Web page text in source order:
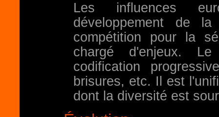
Les influences
développement de
compétition pour la
chargé d'enjeux.
codification
brisures, etc. Il est
dont la diversité est